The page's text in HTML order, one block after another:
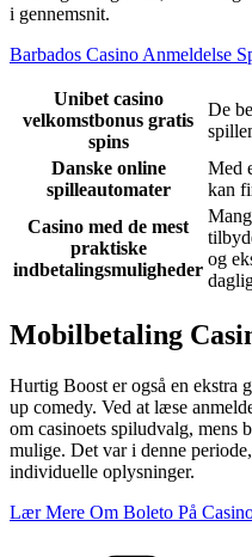
i gennemsnit.
Barbados Casino Anmeldelse
Unibet casino
velkomstbonus gratis
spins
De
Danske online
spilleautomater
Med
kan
Casino med de mest
praktiske
indbetalingsmuligheder
og
Mobilbetaling
Hurtig Boost er også en ekstra
up comedy. Ved at læse
om casinoets spiludvalg, mens
mulige. Det var i denne
individuelle oplysninger.
Lær Mere Om Boleto På